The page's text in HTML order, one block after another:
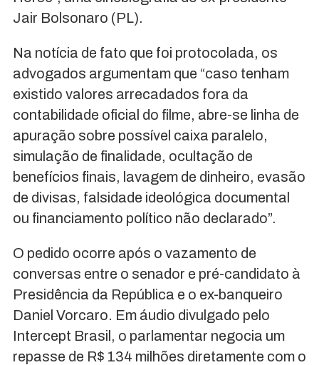
Jair Bolsonaro (PL).
Na notícia de fato que foi protocolada, os
advogados argumentam que “caso tenham
existido valores arrecadados fora da
contabilidade oficial do filme, abre-se linha de
apuração sobre possível caixa paralelo,
simulação de finalidade, ocultação de
benefícios finais, lavagem de dinheiro, evasão
de divisas, falsidade ideológica documental
ou financiamento político não declarado”.
O pedido ocorre após o vazamento de
conversas entre o senador e pré-candidato à
Presidência da República e o ex-banqueiro
Daniel Vorcaro. Em áudio divulgado pelo
Intercept Brasil, o parlamentar negocia um
repasse de R$ 134 milhões diretamente com o